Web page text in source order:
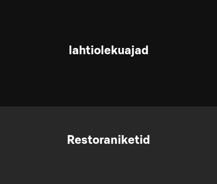
lahtiolekuajad
Restoraniketid